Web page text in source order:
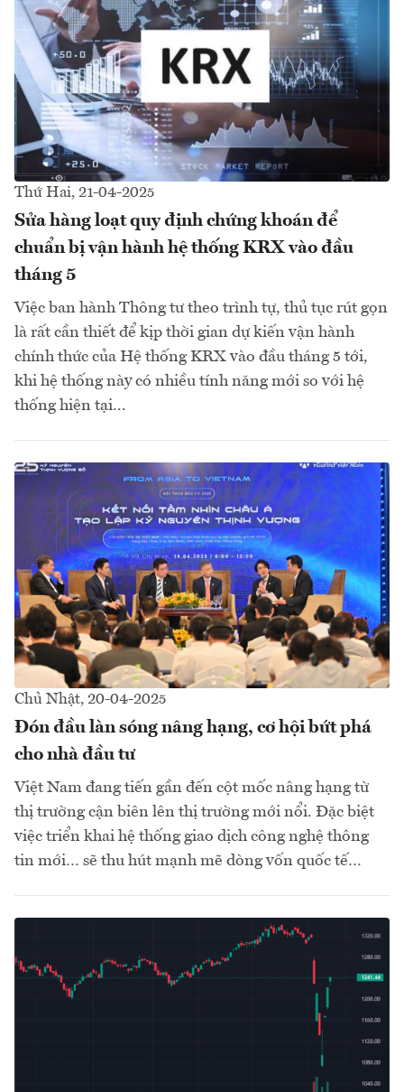
Thứ Hai, 21-04-2025
Sửa hàng loạt quy định chứng khoán để
chuẩn bị vận hành hệ thống KRX vào đầu
tháng 5
Việc ban hành Thông tư theo trình tự, thủ tục rút gọn
là rất cần thiết để kịp thời gian dự kiến vận hành
chính thức của Hệ thống KRX vào đầu tháng 5 tới,
khi hệ thống này có nhiều tính năng mới so với hệ
thống hiện tại...
Chủ Nhật, 20-04-2025
Đón đầu làn sóng nâng hạng, cơ hội bứt phá
cho nhà đầu tư
Việt Nam đang tiến gần đến cột mốc nâng hạng từ
thị trường cận biên lên thị trường mới nổi. Đặc biệt
việc triển khai hệ thống giao dịch công nghệ thông
tin mới… sẽ thu hút mạnh mẽ dòng vốn quốc tế…